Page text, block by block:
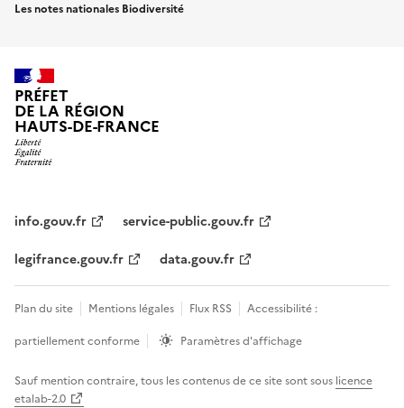
Les notes nationales Biodiversité
PRÉFET
DE LA RÉGION
HAUTS-DE-FRANCE
info.gouv.fr
service-public.gouv.fr
legifrance.gouv.fr
data.gouv.fr
Plan du site Mentions légales Flux RSS
Accessibilité :
partiellement conforme
Paramètres d'affichage
Sauf mention contraire, tous les contenus de ce site sont sous licence
etalab-2.0